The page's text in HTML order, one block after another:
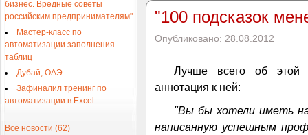
бизнес. Вредные советы
российским предпринимателям"
Мастер-класс по
автоматизации заполнения
таблиц
Дубай, ОАЭ
Зафиналил тренинг по
автоматизации в Excel
Все новости (62)
"100 подсказок
Опубликовано: 28.08.2012
Лучше всего об этой
аннотация к ней:
"Вы бы хотели иметь
написанную успешным